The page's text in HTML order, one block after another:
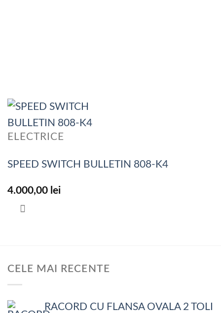
ELECTRICE
SPEED SWITCH BULLETIN 808-K4
4.000,00 lei
CELE MAI RECENTE
RACORD CU FLANSA OVALA 2 TOLI